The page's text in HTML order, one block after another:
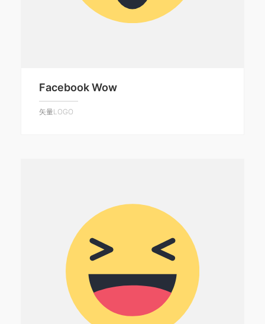
Facebook Wow
矢量LOGO